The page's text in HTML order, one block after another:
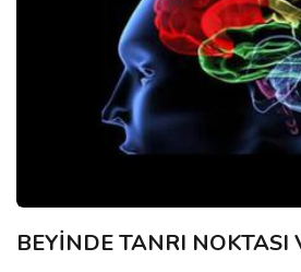
BEYİNDE TANRI NOKTASI